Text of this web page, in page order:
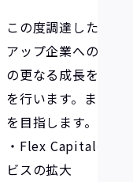
この度調達した資金
アップ企業への提供
の更なる成長を目指
を行います。また、
を目指します。
・Flex Capitalの顧
ビスの拡大